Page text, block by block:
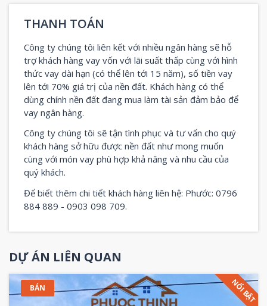
THANH TOÁN
Công ty chúng tôi liên kết với nhiều ngân hàng sẽ hỗ
trợ khách hàng vay vốn với lãi suất thấp cùng với hình
thức vay dài hạn (có thể lên tới 15 năm), số tiền vay
lên tới 70% giá trị của nền đất. Khách hàng có thể
dùng chính nền đất đang mua làm tài sản đảm bảo để
vay ngân hàng.
Công ty chúng tôi sẽ tận tình phục và tư vấn cho quý
khách hàng sở hữu được nền đất như mong muốn
cùng với món vay phù hợp khả năng và nhu cầu của
quý khách.
Để biết thêm chi tiết khách hàng liên hệ: Phước: 0796
884 889 - 0903 098 709.
DỰ ÁN LIÊN QUAN
BÁN NỔI BẬT